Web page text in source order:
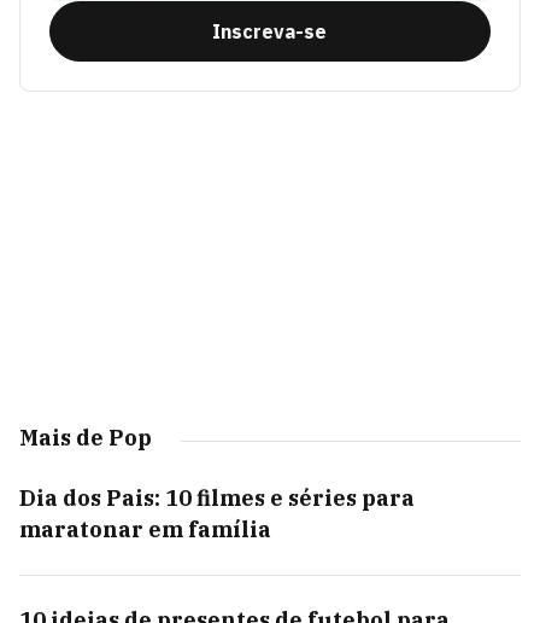
Inscreva-se
Mais de Pop
Dia dos Pais: 10 filmes e séries para
maratonar em família